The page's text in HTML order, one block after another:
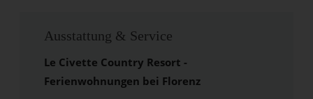
Ausstattung & Service
Le Civette Country Resort -
Ferienwohnungen bei Florenz